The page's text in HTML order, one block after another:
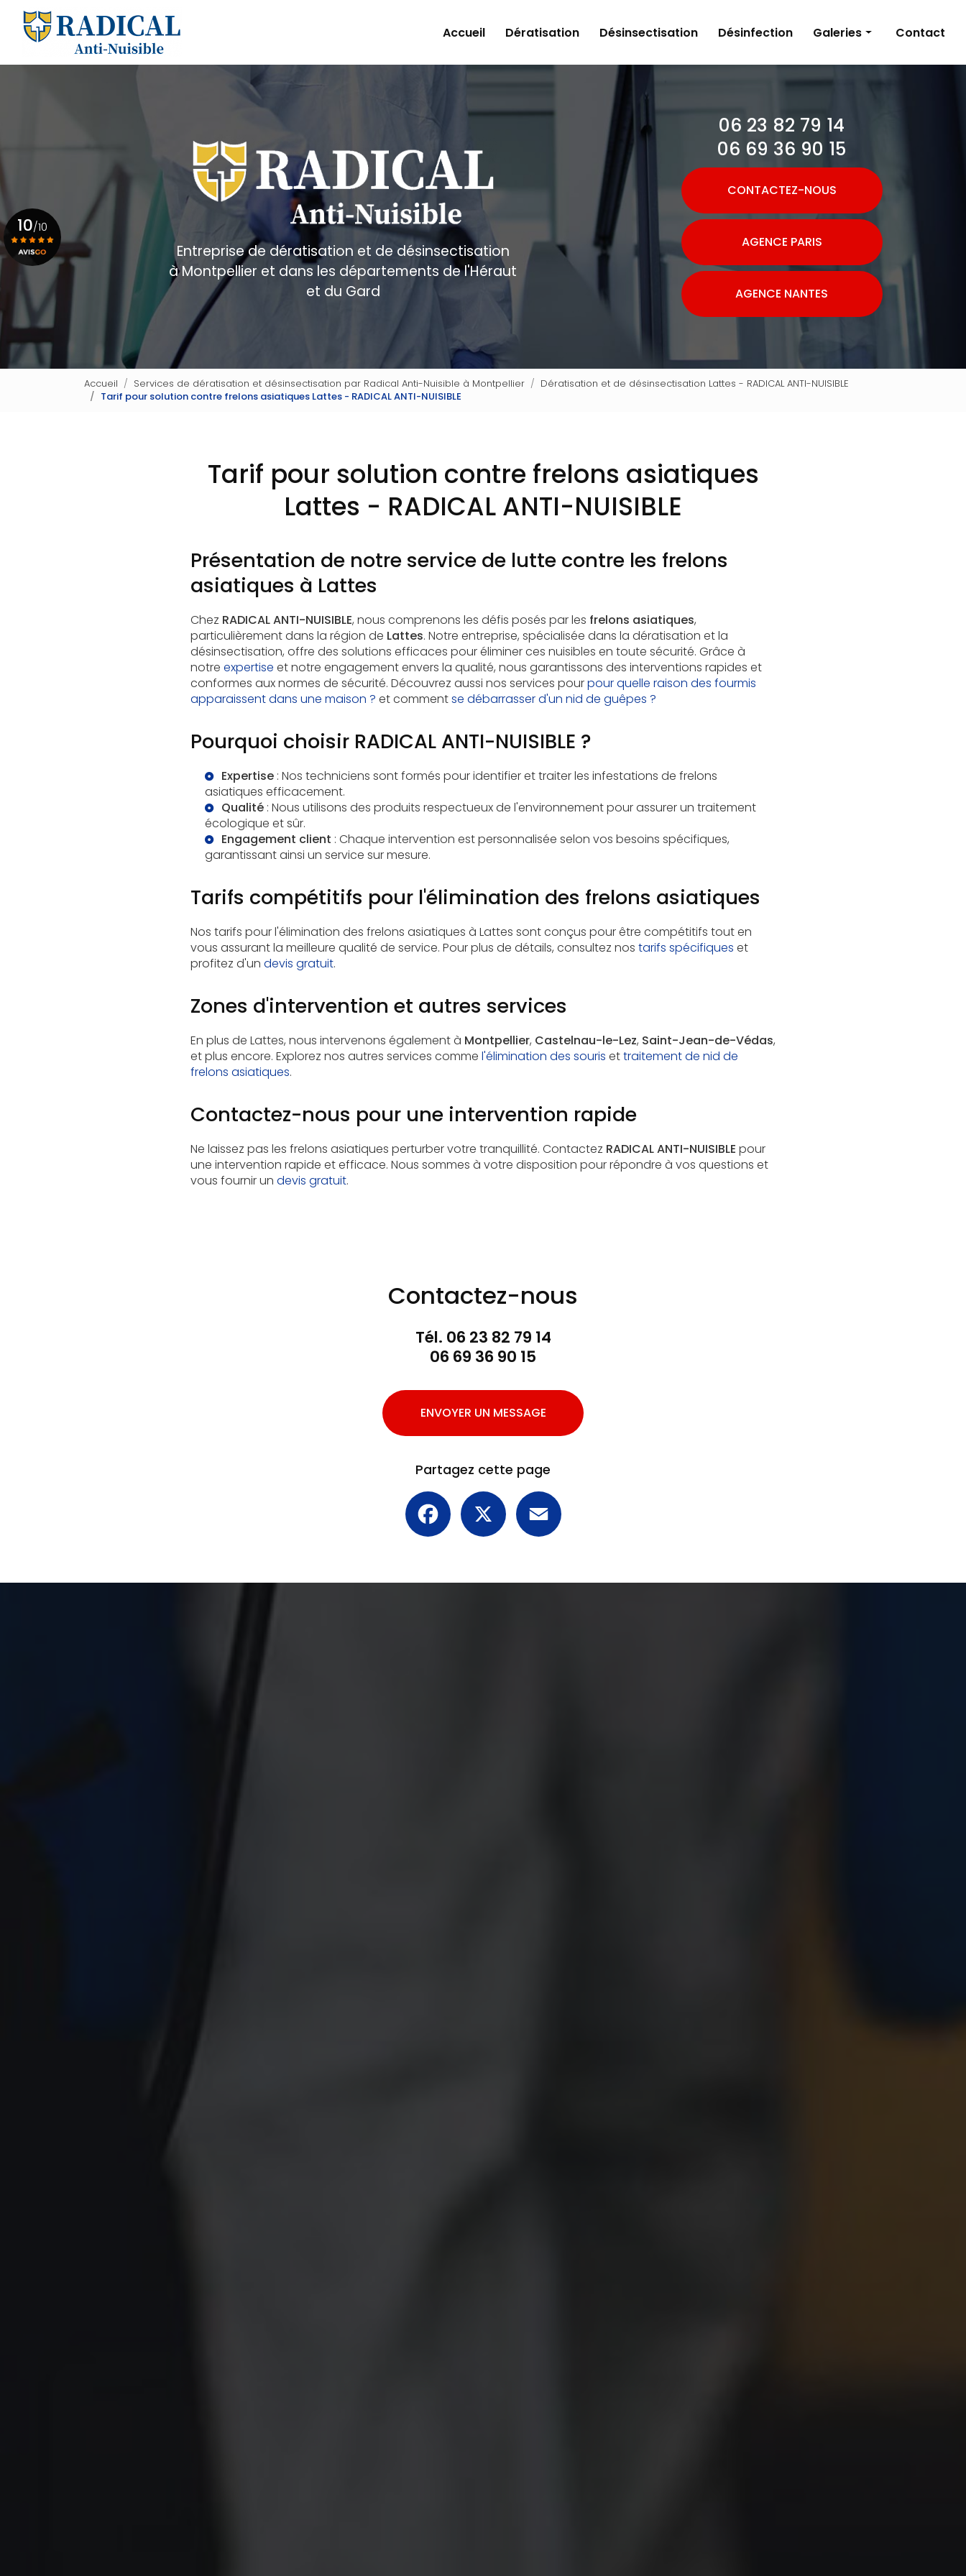
contenu
Accueil Dératisation Désinsectisation Désinfection Galeries
Dératisation
Désinfection
Contact
Entreprise de dératisation et de désinsectisation
à Montpellier et dans les départements de l'Héraut
et du Gard
06 23 82 79 14
06 69 36 90 15
CONTACTEZ-NOUS
AGENCE PARIS
AGENCE NANTES
10/10
Voir le certificat
Accueil Services de dératisation et désinsectisation par Radical Anti-Nuisible à Montpellier
Dératisation et de désinsectisation Lattes - RADICAL ANTI-NUISIBLE
Tarif pour solution contre frelons asiatiques Lattes - RADICAL ANTI-NUISIBLE
Tarif pour solution contre frelons asiatiques
Lattes - RADICAL ANTI-NUISIBLE
Présentation de notre service de lutte contre les frelons
asiatiques à Lattes
Chez RADICAL ANTI-NUISIBLE, nous comprenons les défis posés par les frelons asiatiques,
particulièrement dans la région de Lattes. Notre entreprise, spécialisée dans la dératisation et la
désinsectisation, offre des solutions efficaces pour éliminer ces nuisibles en toute sécurité. Grâce à
notre expertise et notre engagement envers la qualité, nous garantissons des interventions rapides et
conformes aux normes de sécurité. Découvrez aussi nos services pourpour quelle raison des fourmis
apparaissent dans une maison ? et commentse débarrasser d'un nid de guêpes ?
Pourquoi choisir RADICAL ANTI-NUISIBLE ?
Expertise: Nos techniciens sont formés pour identifier et traiter les infestations de frelons
asiatiques efficacement.
Qualité: Nous utilisons des produits respectueux de l'environnement pour assurer un traitement
écologique et sûr.
Engagement client : Chaque intervention est personnalisée selon vos besoins spécifiques,
garantissant ainsi un service sur mesure.
Tarifs compétitifs pour l'élimination des frelons asiatiques
Nos tarifs pour l'élimination des frelons asiatiques à Lattes sont conçus pour être compétitifs tout en
vous assurant la meilleure qualité de service. Pour plus de détails, consultez nos tarifs spécifiques et
profitez d'un devis gratuit.
Zones d'intervention et autres services
En plus de Lattes, nous intervenons également à Montpellier, Castelnau-le-Lez, Saint-Jean-de-Védas,
et plus encore. Explorez nos autres services comme l'élimination des souris ettraitement de nid de
frelons asiatiques.
Contactez-nous pour une intervention rapide
Ne laissez pas les frelons asiatiques perturber votre tranquillité. Contactez RADICAL ANTI-NUISIBLE pour
une intervention rapide et efficace. Nous sommes à votre disposition pour répondre à vos questions et
vous fournir un devis gratuit.
Contactez-nous
Tél. 06 23 82 79 14
06 69 36 90 15
ENVOYER UN MESSAGE
Partagez cette page
Facebook